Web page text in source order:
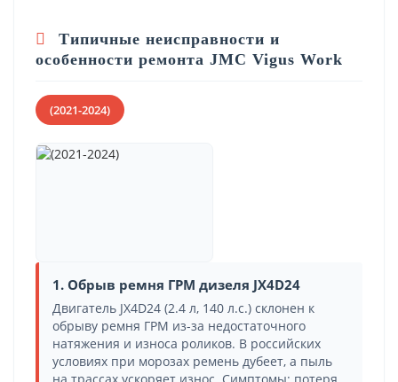
Типичные неисправности и
особенности ремонта JMC Vigus Work
(2021-2024)
1. Обрыв ремня ГРМ дизеля JX4D24
Двигатель JX4D24 (2.4 л, 140 л.с.) склонен к
обрыву ремня ГРМ из-за недостаточного
натяжения и износа роликов. В российских
условиях при морозах ремень дубеет, а пыль